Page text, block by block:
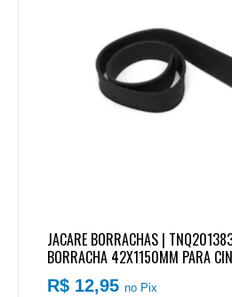
JACARE BORRACHAS |
BORRACHA 42X1150MM PARA
L/150L VW/FORD/MB | USO
R$ 12,95no Pix